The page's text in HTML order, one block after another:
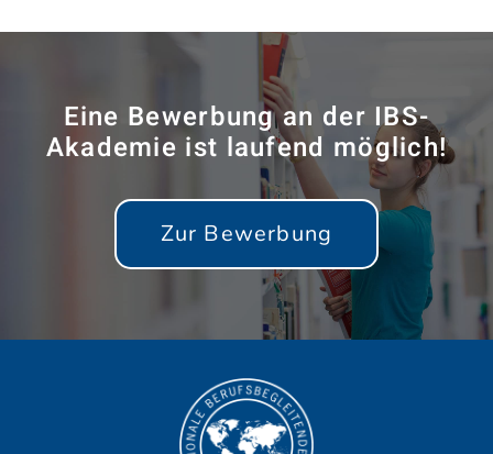
Eine Bewerbung an der IBS-
Akademie ist laufend möglich!
Zur Bewerbung